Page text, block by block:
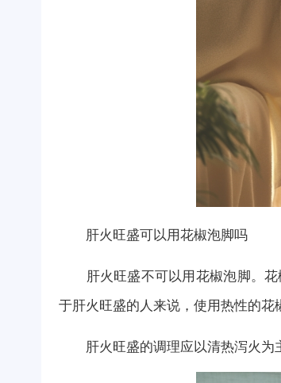
肝火旺盛可以用花椒泡脚吗
肝火旺盛不可以用花椒泡脚。花
于肝火旺盛的人来说，使用热性的花
肝火旺盛的调理应以清热泻火为